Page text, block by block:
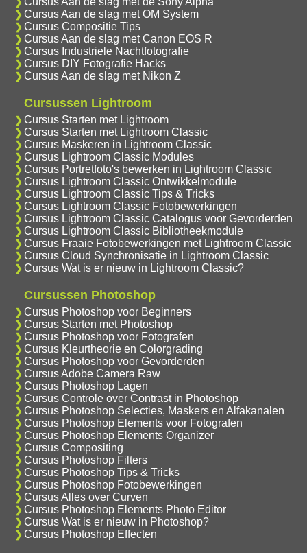
Cursus Aan de slag met OM System
Cursus Compositie Tips
Cursus Aan de slag met Canon EOS R
Cursus Industriele Nachtfotografie
Cursus DIY Fotografie Hacks
Cursus Aan de slag met Nikon Z
Cursussen Lightroom
Cursus Starten met Lightroom
Cursus Starten met Lightroom Classic
Cursus Maskeren in Lightroom Classic
Cursus Lightroom Classic Modules
Cursus Portretfoto's bewerken in Lightroom Classic
Cursus Lightroom Classic Ontwikkelmodule
Cursus Lightroom Classic Tips & Tricks
Cursus Lightroom Classic Fotobewerkingen
Cursus Lightroom Classic Catalogus voor Gevorderden
Cursus Lightroom Classic Bibliotheekmodule
Cursus Fraaie Fotobewerkingen met Lightroom Classic
Cursus Cloud Synchronisatie in Lightroom Classic
Cursus Wat is er nieuw in Lightroom Classic?
Cursussen Photoshop
Cursus Photoshop voor Beginners
Cursus Starten met Photoshop
Cursus Photoshop voor Fotografen
Cursus Kleurtheorie en Colorgrading
Cursus Photoshop voor Gevorderden
Cursus Adobe Camera Raw
Cursus Photoshop Lagen
Cursus Controle over Contrast in Photoshop
Cursus Photoshop Selecties, Maskers en Alfakanalen
Cursus Photoshop Elements voor Fotografen
Cursus Photoshop Elements Organizer
Cursus Compositing
Cursus Photoshop Filters
Cursus Photoshop Tips & Tricks
Cursus Photoshop Fotobewerkingen
Cursus Alles over Curven
Cursus Photoshop Elements Photo Editor
Cursus Wat is er nieuw in Photoshop?
Cursus Photoshop Effecten